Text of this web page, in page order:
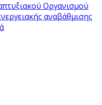
Οργανισμού
αναβάθμισης